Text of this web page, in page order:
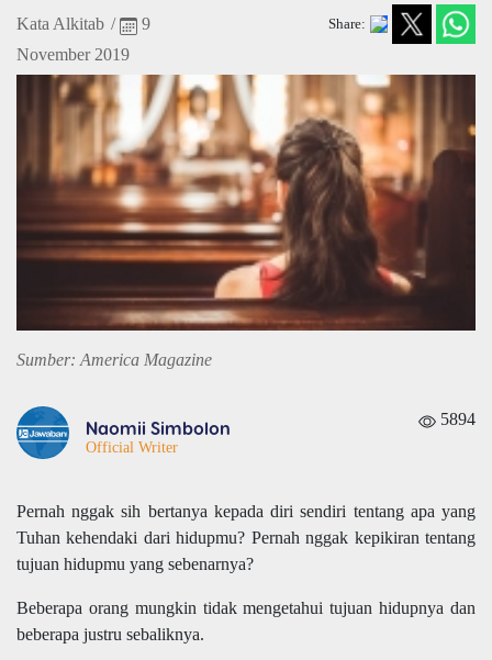
Kata Alkitab /
9
November 2019
Share:
Sumber: America Magazine
Naomii Simbolon
Official Writer
5894
Pernah nggak sih bertanya kepada diri sendiri tentang apa yang
Tuhan kehendaki dari hidupmu? Pernah nggak kepikiran tentang
tujuan hidupmu yang sebenarnya?
Beberapa orang mungkin tidak mengetahui tujuan hidupnya dan
beberapa justru sebaliknya.